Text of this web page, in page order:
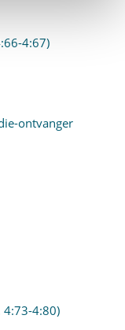
4:67)
ontvanger
4:73-4:80)